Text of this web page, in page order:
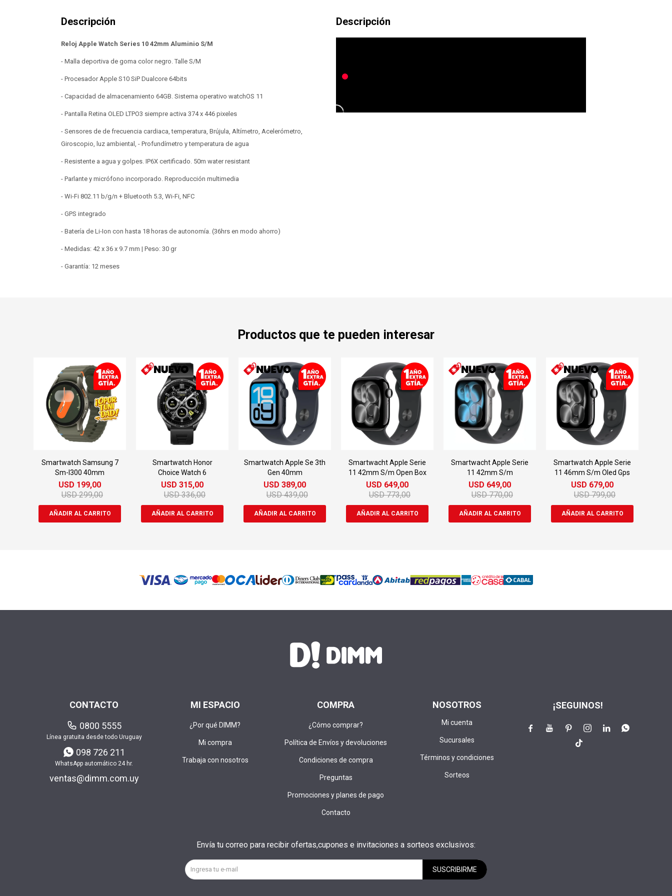
Reloj Apple Watch Series 10 42mm Aluminio S/M
- Malla deportiva de goma color negro. Talle S/M
- Procesador Apple S10 SiP Dualcore 64bits
- Capacidad de almacenamiento 64GB. Sistema operativo watchOS 11
- Pantalla Retina OLED LTPO3 siempre activa 374 x 446 pixeles
- Sensores de de frecuencia cardiaca, temperatura, Brújula, Altímetro, Acelerómetro,
Giroscopio, luz ambiental, - Profundímetro y temperatura de agua
- Resistente a agua y golpes. IP6X certificado. 50m water resistant
- Parlante y micrófono incorporado. Reproducción multimedia
- Wi-Fi 802.11 b/g/n + Bluetooth 5.3, Wi-Fi, NFC
- GPS integrado
- Batería de Li-Ion con hasta 18 horas de autonomía. (36hrs en modo ahorro)
- Medidas: 42 x 36 x 9.7 mm | Peso: 30 gr
- Garantía: 12 meses
Productos que te pueden interesar
Smartwatch Samsung 7
Sm-l300 40mm
USD 199,00
USD 299,00
Smartwatch Honor
Choice Watch 6
USD 315,00
USD 336,00
Smartwatch Apple Se 3th
Gen 40mm
USD 389,00
USD 439,00
Smartwacht Apple Serie
11 42mm S/m Open Box
USD 649,00
USD 773,00
Smartwacht Apple Serie
11 42mm S/m
USD 649,00
USD 770,00
Smartwatch Apple Serie
11 46mm S/m Oled Gps
USD 679,00
USD 799,00
MI ESPACIO
¿Por qué DIMM?
Mi compra
Trabaja con nosotros
COMPRA
¿Cómo comprar?
Política de Envíos y devoluciones
Condiciones de compra
Preguntas
Promociones y planes de pago
Contacto
NOSOTROS
Mi cuenta
Sucursales
Términos y condiciones
Sorteos
CONTACTO
0800 5555
Línea gratuita desde todo Uruguay
098 726 211
WhatsApp automático 24 hr.
ventas@dimm.com.uy
Envía tu correo para recibir ofertas,cupones e invitaciones a sorteos exclusivos:
SUSCRIBIRME
¡SEGUINOS!
    

